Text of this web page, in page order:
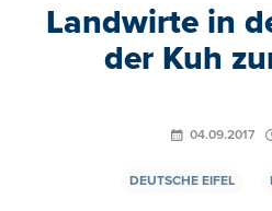
Landwirte in
der Kuh
04.09.2017
DEUTSCHE EIFEL